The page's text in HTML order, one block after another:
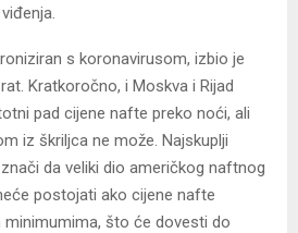
s koronavirusom, izbio je
Kratkoročno, i Moskva i Rijad
pad cijene nafte preko noći, ali
iz škriljca ne može. Najskuplji
da veliki dio američkog naftnog
postojati ako cijene nafte
što će dovesti do